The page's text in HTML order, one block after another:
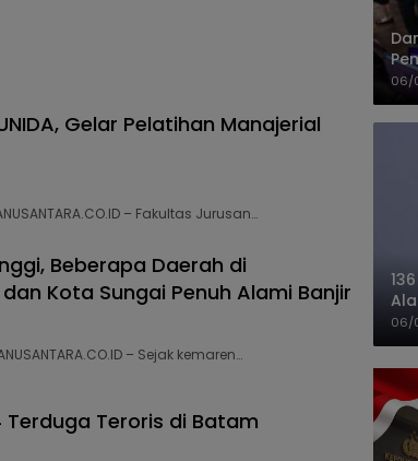
Gelar Pelatihan Manajerial
– Fakultas Jurusan…
Beberapa Daerah di
Kota Sungai Penuh Alami Banjir
– Sejak kemaren…
Terduga Teroris di Batam
06/
06/